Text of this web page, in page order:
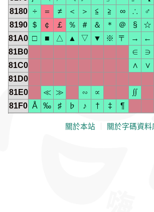
8180
÷ ＝ ≠ ＜ ＞ ≦ ≧ ∞ ∴ ♂
8190
＄ ￠ ￡ ％ ＃ ＆ ＊ ＠ § ☆
81A0 □ ■ △ ▲ ▽ ▼ ※ 〒 → ←
81B0
∈ ∋
81C0
∧ ∨
81D0
81E0
≪ ≫ ∽ ∝
∬
81F0 Å ‰ ♯ ♭ ♪ † ‡ ¶
關於本站 關於字碼資料